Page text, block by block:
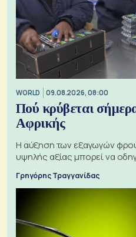
WORLD 09.08.2026, 08:00
Πού κρύβεται
Αφρικής
Η αύξηση των εξαγωγών
υψηλής αξίας μπορεί να
Γρηγόρης Τραγγανίδας